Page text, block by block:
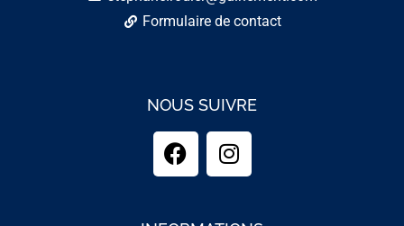
Formulaire de contact
NOUS SUIVRE